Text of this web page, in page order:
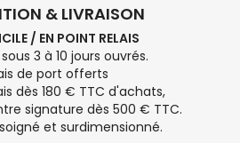
& LIVRAISON
/ EN POINT RELAIS
3 à 10 jours ouvrés.
de port offerts
dès 180 € TTC d'achats,
signature dès 500 € TTC.
et surdimensionné.